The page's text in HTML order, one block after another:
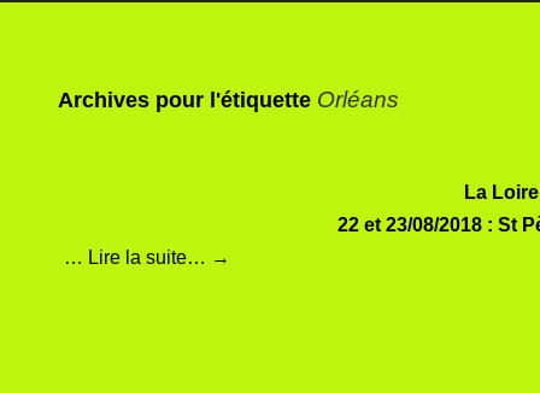
Archives pour l'étiquette Orléans
La
22 et 23/08/2018 : St
… Lire la suite… →